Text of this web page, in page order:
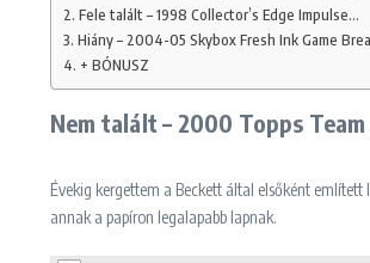
Fele talált – 1998 Collector’s Edge Impulse…
Hiány – 2004-05 Skybox Fresh Ink Game
+ BÓNUSZ
Nem talált – 2000 Topps
Évekig kergettem a Beckett által elsőként
annak a papíron legalapabb lapnak.